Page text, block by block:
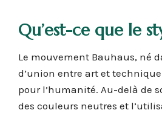
Qu’est-ce que le
Le mouvement Bauhaus, né
d’union entre art et
pour l’humanité. Au-delà de
des couleurs neutres et